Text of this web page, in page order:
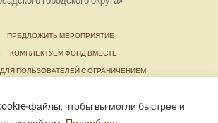
чтобы вы могли быстрее и
ПРЕДЛОЖИТЬ МЕРОПРИЯТИЕ
КОМПЛЕКТУЕМ ФОНД ВМЕСТЕ
ДЛЯ ПОЛЬЗОВАТЕЛЕЙ С ОГРАНИЧЕНИЕМ